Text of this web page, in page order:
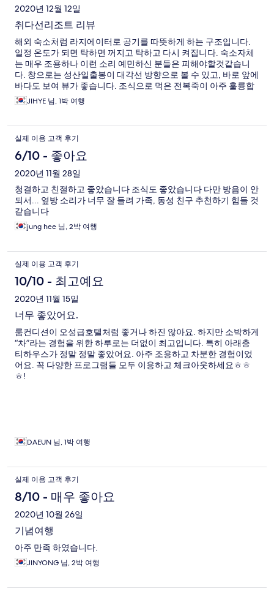
2020년 12월 12일
취다선리조트 리뷰
해외 숙소처럼 라지에이터로 공기를 따뜻하게 하는 구조입니다.
일정 온도가 되면 탁하면 꺼지고 탁하고 다시 켜집니다. 숙소자체
는 매우 조용하나 이런 소리 예민하신 분들은 피해야할것같습니
다. 창으로는 성산일출봉이 대각선 방향으로 볼 수 있고, 바로 앞에
바다도 보여 뷰가 좋습니다. 조식으로 먹은 전복죽이 아주 훌륭합
니다JIHYE 님, 1박 여행
실제 이용 고객 후기
6/10 - 좋아요
2020년 11월 28일
청결하고 친절하고 좋았습니다 조식도 좋았습니다 다만 방음이 안
되서... 옆방 소리가 너무 잘 들려 가족, 동성 친구 추천하기 힘들 것
같습니다
jung hee 님, 2박 여행
실제 이용 고객 후기
10/10 - 최고예요
2020년 11월 15일
너무 좋았어요.
룸컨디션이 오성급호텔처럼 좋거나 하진 않아요. 하지만 소박하게
“차”라는 경험을 위한 하루로는 더없이 최고입니다. 특히 아래층
티하우스가 정말 정말 좋았어요. 아주 조용하고 차분한 경험이었
어요. 꼭 다양한 프로그램들 모두 이용하고 체크아웃하세요ㅎㅎ
ㅎ!
DAEUN 님, 1박 여행
실제 이용 고객 후기
8/10 - 매우 좋아요
2020년 10월 26일
기념여행
아주 만족 하였습니다.
JINYONG 님, 2박 여행